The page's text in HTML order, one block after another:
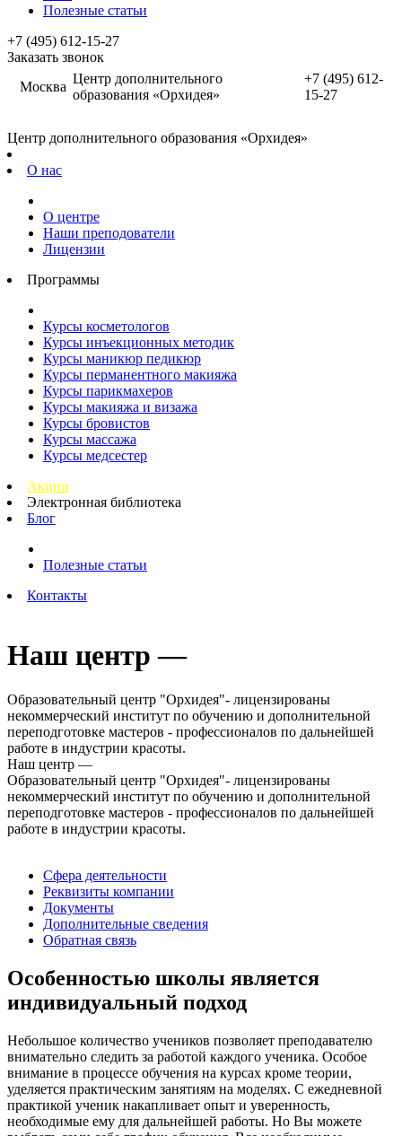
Полезные статьи
+7 (495) 612-15-27
Заказать звонок
Москва
Центр дополнительного
образования «Орхидея»
+7 (495) 612-
15-27
Центр дополнительного образования «Орхидея»
О нас
О центре
Наши преподователи
Лицензии
Программы
Курсы косметологов
Курсы инъекционных методик
Курсы маникюр педикюр
Курсы перманентного макияжа
Курсы парикмахеров
Курсы макияжа и визажа
Курсы бровистов
Курсы массажа
Курсы медсестер
Акции
Электронная библиотека
Блог
Полезные статьи
Контакты
Наш центр —
Образовательный центр "Орхидея"- лицензированы
некоммерческий институт по обучению и дополнительной
переподготовке мастеров - профессионалов по дальнейшей
работе в индустрии красоты.
Наш центр —
Образовательный центр "Орхидея"- лицензированы
некоммерческий институт по обучению и дополнительной
переподготовке мастеров - профессионалов по дальнейшей
работе в индустрии красоты.
Сфера деятельности
Реквизиты компании
Документы
Дополнительные сведения
Обратная связь
Особенностью школы является
индивидуальный подход
Небольшое количество учеников позволяет преподавателю
внимательно следить за работой каждого ученика. Особое
внимание в процессе обучения на курсах кроме теории,
уделяется практическим занятиям на моделях. С ежедневной
практикой ученик накапливает опыт и уверенность,
необходимые ему для дальнейшей работы. Но Вы можете